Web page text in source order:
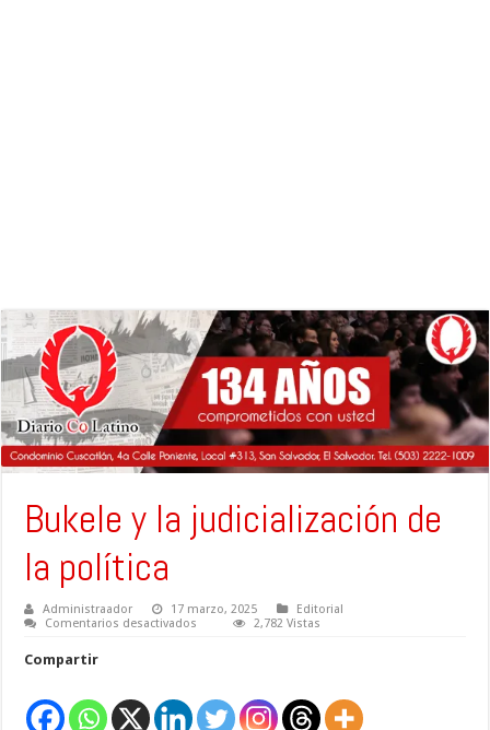
Bukele y la judicialización de
la política
Administraador 17 marzo, 2025
Editorial
Comentarios desactivados
la
política
2,782 Vistas
Compartir